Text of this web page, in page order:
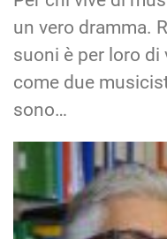
un vero dramma.
suoni è per loro
come due
sono…